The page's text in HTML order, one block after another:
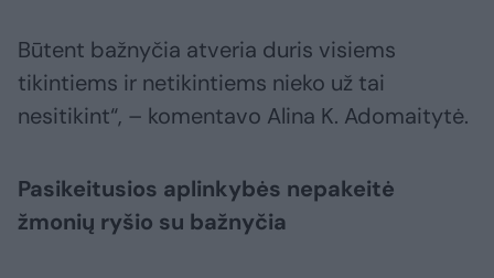
Būtent bažnyčia atveria duris visiems
tikintiems ir netikintiems nieko už tai
nesitikint“, – komentavo Alina K. Adomaitytė.
Pasikeitusios aplinkybės nepakeitė
žmonių ryšio su bažnyčia